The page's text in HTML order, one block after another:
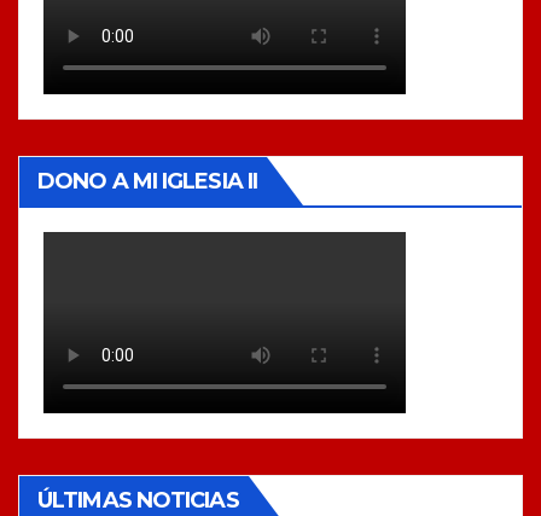
DONO A MI IGLESIA II
ÚLTIMAS NOTICIAS